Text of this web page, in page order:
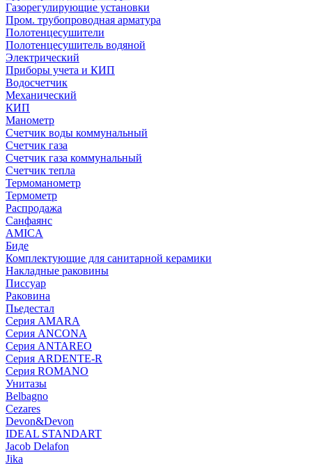
Газорегулирующие установки
Пром. трубопроводная арматура
Полотенцесушители
Полотенцесушитель водяной
Электрический
Приборы учета и КИП
Водосчетчик
Механический
КИП
Манометр
Счетчик воды коммунальный
Счетчик газа
Счетчик газа коммунальный
Счетчик тепла
Термоманометр
Термометр
Распродажа
Санфаянс
AMICA
Биде
Комплектующие для санитарной керамики
Накладные раковины
Писсуар
Раковина
Пьедестал
Серия AMARA
Серия ANCONA
Серия ANTAREO
Серия ARDENTE-R
Серия ROMANO
Унитазы
Belbagno
Cezares
Devon&Devon
IDEAL STANDART
Jacob Delafon
Jika